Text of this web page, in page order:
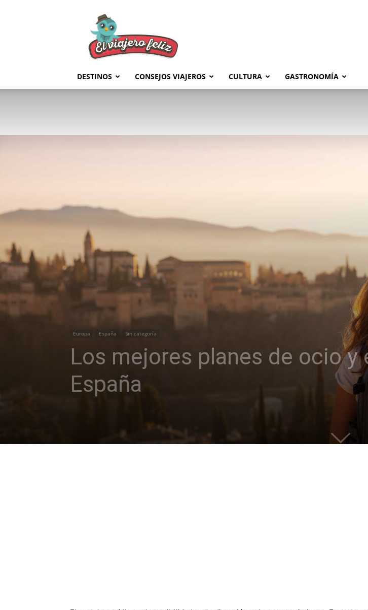
Feliz
DESTINOS CONSEJOS VIAJEROS CULTURA GASTRONOMÍA
Europa España Sin categoría
Los mejores planes de ocio
España